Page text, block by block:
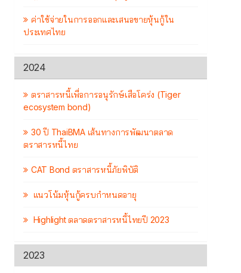
ค่าใช้จ่ายในการออกและเสนอขายหุ้นกู้ใน
ประเทศไทย
2024
ตราสารหนี้เพื่อการอนุรักษ์เสือโคร่ง (Tiger
ecosystem bond)
30 ปี ThaiBMA เส้นทางการพัฒนาตลาด
ตราสารหนี้ไทย
CAT Bond ตราสารหนี้ภัยพิบัติ
แนวโน้มหุ้นกู้ครบกำหนดอายุ
Highlight ตลาดตราสารหนี้ไทยปี 2023
2023